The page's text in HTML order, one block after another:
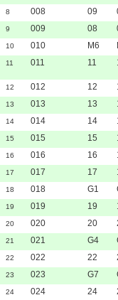
8 008 09
9 009 08
10 010 M6
11 011 11
12 012 12
13 013 13
14 014 14
15 015 15
16 016 16
17 017 17
18 018 G1
19 019 19
20 020 20
21 021 G4
22 022 22
23 023 G7
24 024 24